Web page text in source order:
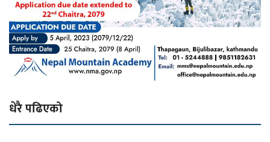
धेरै पढिएको